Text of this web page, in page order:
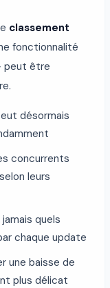
classement
fonctionnalité
peut être
désormais
concurrents
leurs
quels
chaque update
une baisse de
plus délicat